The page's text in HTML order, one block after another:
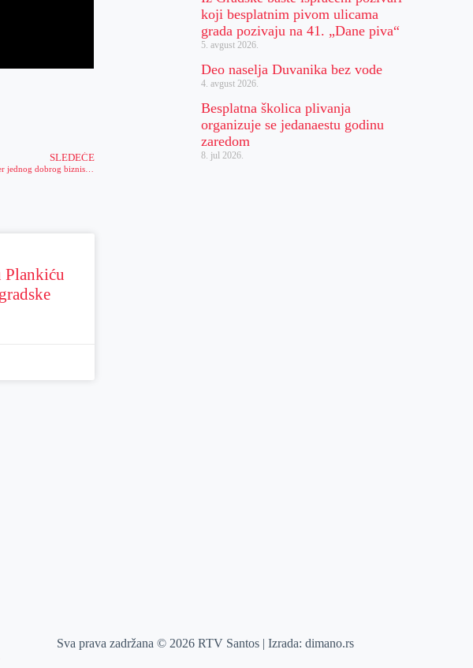
SLEDEĆE
Kako želje postaju stvarnost – od ideje do realizacije, primer jednog dobrog biznis plana
Plankiću
koji besplatnim pivom ulicama
grada pozivaju na 41. „Dane piva“
5. avgust 2026.
Deo naselja Duvanika bez vode
4. avgust 2026.
Besplatna školica plivanja
organizuje se jedanaestu godinu
zaredom
8. jul 2026.
Sva prava zadržana © 2026 RTV Santos | Izrada:dimano.rs